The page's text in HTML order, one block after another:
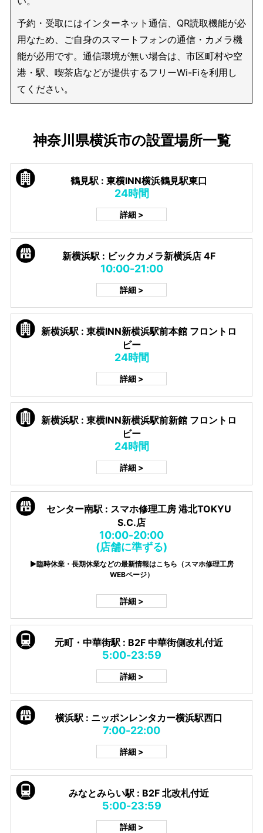
予約・受取にはインターネット通信、QR読取機能が必
用なため、ご自身のスマートフォンの通信・カメラ機
能が必用です。通信環境が無い場合は、市区町村や空
港・駅、喫茶店などが提供するフリーWi-Fiを利用し
てください。
神奈川県横浜市の設置場所一覧
鶴見駅 : 東横INN横浜鶴見駅東口
24時間
詳細 >
新横浜駅 : ビックカメラ新横浜店 4F
10:00-21:00
詳細 >
新横浜駅 : 東横INN新横浜駅前本館 フロントロ
ビー
24時間
詳細 >
新横浜駅 : 東横INN新横浜駅前新館 フロントロ
ビー
24時間
詳細 >
センター南駅 : スマホ修理工房 港北TOKYU
S.C.店
10:00-20:00
(店舗に準ずる)
▶臨時休業・長期休業などの最新情報はこちら（スマホ修理工房
WEBページ）
詳細 >
元町・中華街駅 : B2F 中華街側改札付近
5:00-23:59
詳細 >
横浜駅 : ニッポンレンタカー横浜駅西口
7:00-22:00
詳細 >
みなとみらい駅 : B2F 北改札付近
5:00-23:59
詳細 >